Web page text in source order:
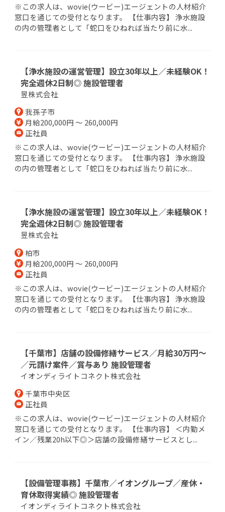
※この求人は、wovie(ウービー)エージェントの人材紹介
窓口を通じての受付となります。 【仕事内容】 浄水施設
の内の管理者として「蛇口をひねれば当たり前に水...
【浄水施設の運営管理】設立30年以上／未経験OK！
完全週休2日制◎ 施設管理者
昱株式会社
我孫子市
月給200,000円 ～ 260,000円
正社員
※この求人は、wovie(ウービー)エージェントの人材紹介
窓口を通じての受付となります。 【仕事内容】 浄水施設
の内の管理者として「蛇口をひねれば当たり前に水...
【浄水施設の運営管理】設立30年以上／未経験OK！
完全週休2日制◎ 施設管理者
昱株式会社
柏市
月給200,000円 ～ 260,000円
正社員
※この求人は、wovie(ウービー)エージェントの人材紹介
窓口を通じての受付となります。 【仕事内容】 浄水施設
の内の管理者として「蛇口をひねれば当たり前に水...
【千葉市】店舗の設備修繕サービス／月給30万円～
／元請け案件／賞与あり 施設管理者
イオンディライトコネクト株式会社
千葉市中央区
正社員
※この求人は、wovie(ウービー)エージェントの人材紹介
窓口を通じての受付となります。 【仕事内容】 ＜内勤メ
イン／残業20h以下◎＞店舗の設備修繕サービスとし...
【設備管理事務】千葉市／イオングループ／産休・
育休取得実績◎ 施設管理者
イオンディライトコネクト株式会社